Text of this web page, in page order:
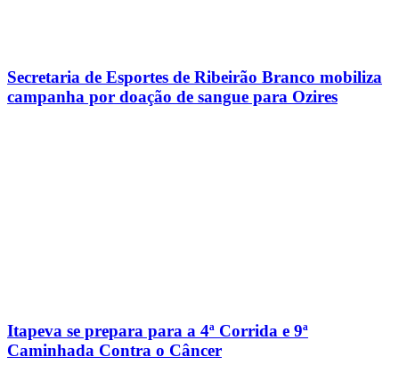
Secretaria de Esportes de Ribeirão Branco mobiliza
campanha por doação de sangue para Ozires
Itapeva se prepara para a 4ª Corrida e 9ª
Caminhada Contra o Câncer